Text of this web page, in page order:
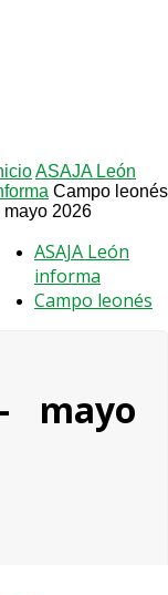
ASAJA León
Campo leonés
mayo 2026
ASAJA León
informa
Campo leonés
mayo